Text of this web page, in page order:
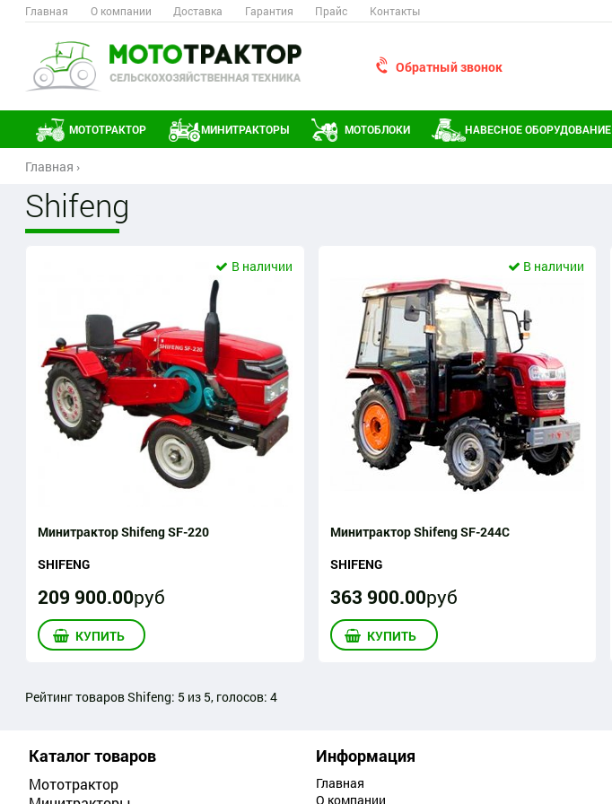
Главная О компании Доставка Гарантия Прайс Контакты
Обратный звонок
МОТОТРАКТОР МИНИТРАКТОРЫ МОТОБЛОКИ НАВЕСНОЕ ОБОРУДОВАНИЕ
Главная ›
Shifeng
В наличии
Минитрактор Shifeng SF-220
SHIFENG
209 900.00руб
КУПИТЬ
В наличии
Минитрактор Shifeng SF-244C
SHIFENG
363 900.00руб
КУПИТЬ
Рейтинг товаровShifeng: 5 из 5, голосов: 4
Каталог товаров
Мототрактор
Информация
Главная
О компании